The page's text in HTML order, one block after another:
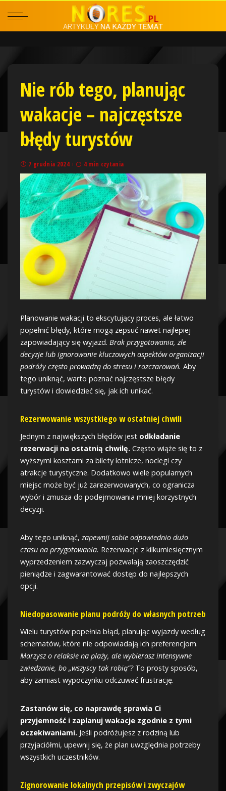
Nie rób tego, planując
wakacje – najczęstsze
błędy turystów
7 grudnia 2024 4 min czytania
Planowanie wakacji to ekscytujący proces, ale łatwo
popełnić błędy, które mogą zepsuć nawet najlepiej
zapowiadający się wyjazd. Brak przygotowania, złe
decyzje lub ignorowanie kluczowych aspektów organizacji
podróży często prowadzą do stresu i rozczarowań. Aby
tego uniknąć, warto poznać najczęstsze błędy
turystów i dowiedzieć się, jak ich unikać.
Rezerwowanie wszystkiego w ostatniej chwili
Jednym z największych błędów jest odkładanie
rezerwacji na ostatnią chwilę. Często wiąże się to z
wyższymi kosztami za bilety lotnicze, noclegi czy
atrakcje turystyczne. Dodatkowo wiele popularnych
miejsc może być już zarezerwowanych, co ogranicza
wybór i zmusza do podejmowania mniej korzystnych
decyzji.
Aby tego uniknąć, zapewnij sobie odpowiednio dużo
czasu na przygotowania. Rezerwacje z kilkumiesięcznym
wyprzedzeniem zazwyczaj pozwalają zaoszczędzić
pieniądze i zagwarantować dostęp do najlepszych
opcji.
Niedopasowanie planu podróży do własnych potrzeb
Wielu turystów popełnia błąd, planując wyjazdy według
schematów, które nie odpowiadają ich preferencjom.
Marzysz o relaksie na plaży, ale wybierasz intensywne
zwiedzanie, bo „wszyscy tak robią”?To prosty sposób,
aby zamiast wypoczynku odczuwać frustrację.
Zastanów się, co naprawdę sprawia Ci
przyjemność i zaplanuj wakacje zgodnie z tymi
oczekiwaniami. Jeśli podróżujesz z rodziną lub
przyjaciółmi, upewnij się, że plan uwzględnia potrzeby
wszystkich uczestników.
Zignorowanie lokalnych przepisów i zwyczajów